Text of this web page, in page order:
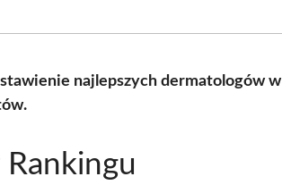
(Twitter)
najlepszych dermatologów w